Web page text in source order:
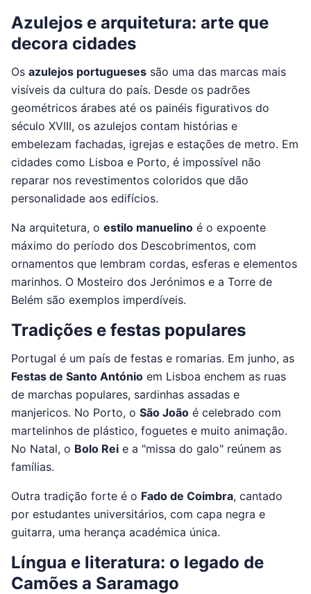
Azulejos e arquitetura: arte que
decora cidades
Os azulejos portugueses são uma das marcas mais
visíveis da cultura do país. Desde os padrões
geométricos árabes até os painéis figurativos do
século XVIII, os azulejos contam histórias e
embelezam fachadas, igrejas e estações de metro. Em
cidades como Lisboa e Porto, é impossível não
reparar nos revestimentos coloridos que dão
personalidade aos edifícios.
Na arquitetura, o estilo manuelino é o expoente
máximo do período dos Descobrimentos, com
ornamentos que lembram cordas, esferas e elementos
marinhos. O Mosteiro dos Jerónimos e a Torre de
Belém são exemplos imperdíveis.
Tradições e festas populares
Portugal é um país de festas e romarias. Em junho, as
Festas de Santo António em Lisboa enchem as ruas
de marchas populares, sardinhas assadas e
manjericos. No Porto, o São João é celebrado com
martelinhos de plástico, foguetes e muito animação.
No Natal, o Bolo Rei e a "missa do galo" reúnem as
famílias.
Outra tradição forte é o Fado de Coimbra, cantado
por estudantes universitários, com capa negra e
guitarra, uma herança académica única.
Língua e literatura: o legado de
Camões a Saramago